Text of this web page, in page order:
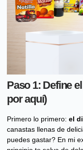
Paso 1: Define
por aquí)
Primero lo primero: el
canastas llenas de
puedes gastar? En mi